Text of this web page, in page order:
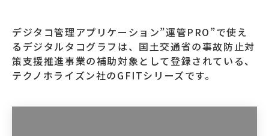
デジタコ管理アプリケーション”運管PRO”で使え
るデジタルタコグラフは、国土交通省の事故防止対
策支援推進事業の補助対象として登録されている、
テクノホライズン社のGFITシリーズです。